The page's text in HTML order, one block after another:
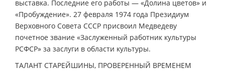
выставка. Последние его работы — «Долина цветов» и
«Пробуждение». 27 февраля 1974 года Президиум
Верховного Совета СССР присвоил Медведеву
почетное звание «Заслуженный работник культуры
РСФСР» за заслуги в области культуры.
ТАЛАНТ СТАРЕЙШИНЫ, ПРОВЕРЕННЫЙ ВРЕМЕНЕМ